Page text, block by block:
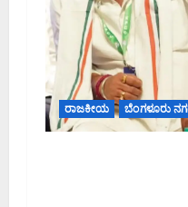
ರಾಜಕೀಯ ಬೆಂಗಳೂರು